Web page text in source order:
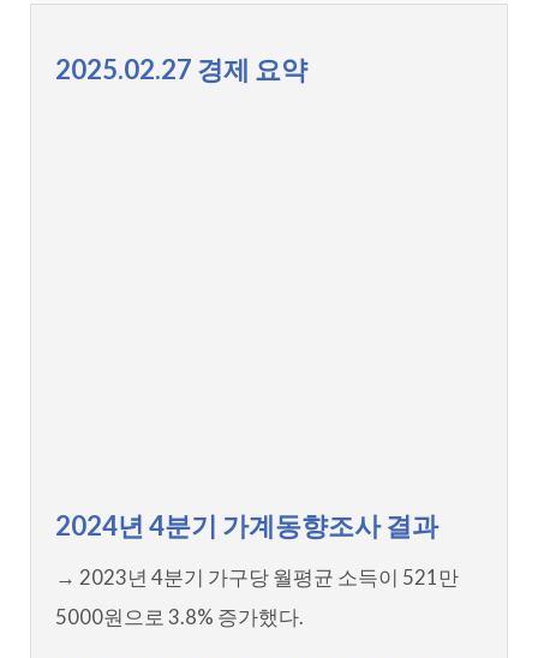
2025.02.27 경제 요약
2024년 4분기 가계동향조사 결과
→ 2023년 4분기 가구당 월평균 소득이 521만
5000원으로 3.8% 증가했다.